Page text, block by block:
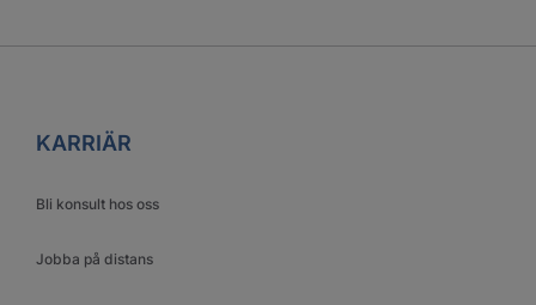
KARRIÄR
Bli konsult hos oss
Jobba på distans